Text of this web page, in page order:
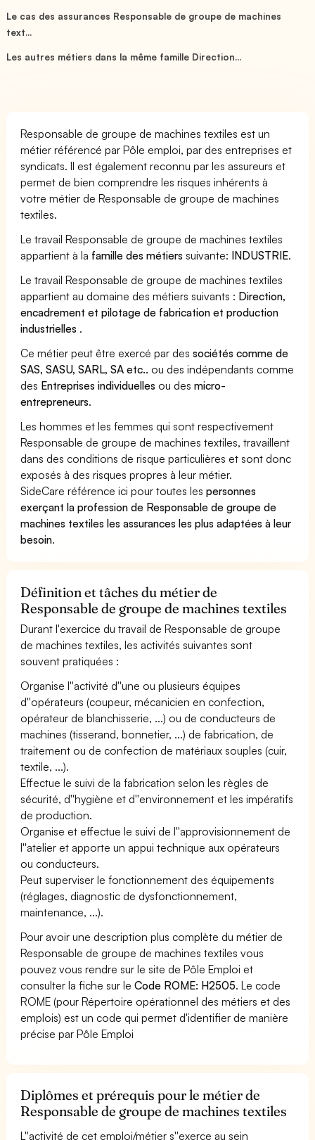
Le cas des assurances Responsable de groupe de machines
text...
Les autres métiers dans la même famille Direction...
Responsable de groupe de machines textiles est un
métier référencé par Pôle emploi, par des entreprises et
syndicats. Il est également reconnu par les assureurs et
permet de bien comprendre les risques inhérents à
votre métier de Responsable de groupe de machines
textiles.
Le travail Responsable de groupe de machines textiles
appartient à la famille des métiers suivante: INDUSTRIE.
Le travail Responsable de groupe de machines textiles
appartient au domaine des métiers suivants : Direction,
encadrement et pilotage de fabrication et production
industrielles .
Ce métier peut être exercé par dessociétés comme de
SAS, SASU, SARL, SA etc.. ou des indépendants comme
des Entreprises individuelles ou desmicro-
entrepreneurs.
Les hommes et les femmes qui sont respectivement
Responsable de groupe de machines textiles, travaillent
dans des conditions de risque particulières et sont donc
exposés à des risques propres à leur métier.
SideCare référence ici pour toutes lespersonnes
exerçant la profession de Responsable de groupe de
machines textiles les assurances les plus adaptées à leur
besoin.
Définition et tâches du métier de
Responsable de groupe de machines textiles
Durant l'exercice du travail de Responsable de groupe
de machines textiles, les activités suivantes sont
souvent pratiquées :
Organise l''activité d''une ou plusieurs équipes
d''opérateurs (coupeur, mécanicien en confection,
opérateur de blanchisserie, ...) ou de conducteurs de
machines (tisserand, bonnetier, ...) de fabrication, de
traitement ou de confection de matériaux souples (cuir,
textile, ...).
Effectue le suivi de la fabrication selon les règles de
sécurité, d''hygiène et d''environnement et les impératifs
de production.
Organise et effectue le suivi de l''approvisionnement de
l''atelier et apporte un appui technique aux opérateurs
ou conducteurs.
Peut superviser le fonctionnement des équipements
(réglages, diagnostic de dysfonctionnement,
maintenance, ...).
Pour avoir une description plus complète du métier de
Responsable de groupe de machines textiles vous
pouvez vous rendre sur le site de Pôle Emploi et
consulter la fiche sur leCode ROME: H2505. Le code
ROME (pour Répertoire opérationnel des métiers et des
emplois) est un code qui permet d'identifier de manière
précise par Pôle Emploi
Diplômes et prérequis pour le métier de
Responsable de groupe de machines textiles
L''activité de cet emploi/métier s''exerce au sein